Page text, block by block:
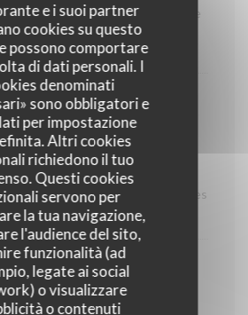
e i suoi partner
cookies su questo
possono comportare
di dati personali. I
denominati
sono obbligatori e
per impostazione
Altri cookies
richiedono il tuo
Questi cookies
servono per
la tua navigazione,
l'audience del sito,
funzionalità (ad
legate ai social
o visualizzare
o contenuti
tomates séchées, coriandre
de grana, salade et pommes
grenailles
Californie dream
hachée fraîche, véritable cheddar,
avocat , salade et pommes
grenailles